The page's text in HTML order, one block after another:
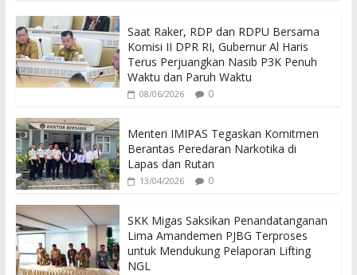
e
b
o
o
k
itt
er s
A
p
Saat Raker, RDP dan RDPU Bersama
Komisi II DPR RI, Gubernur Al Haris
Terus Perjuangkan Nasib P3K Penuh
Waktu dan Paruh Waktu
08/06/2026 0
Menteri IMIPAS Tegaskan Komitmen
Berantas Peredaran Narkotika di
Lapas dan Rutan
13/04/2026 0
SKK Migas Saksikan Penandatanganan
Lima Amandemen PJBG Terproses
untuk Mendukung Pelaporan Lifting
NGL